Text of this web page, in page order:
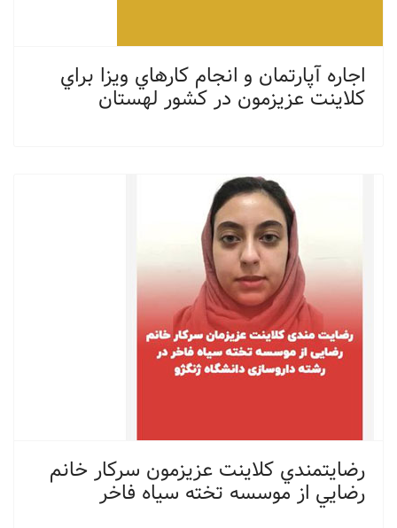
اجاره آپارتمان و انجام كارهاي ويزا براي
كلاينت عزيزمون در كشور لهستان
رضايتمندي كلاينت عزيزمون سركار خانم
رضايي از موسسه تخته سياه فاخر